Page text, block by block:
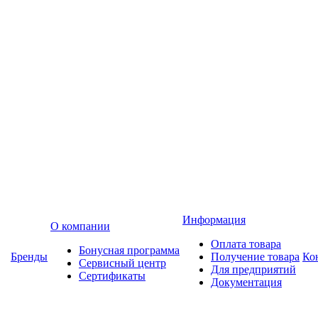
Бренды
О компании
Бонусная программа
Сервисный центр
Сертификаты
Информация
Оплата товара
Получение товара
Для предприятий
Документация